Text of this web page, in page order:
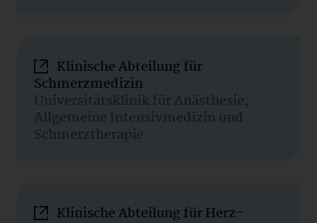
Klinische Abteilung für
Schmerzmedizin
Universitätsklinik für Anästhesie,
Allgemeine Intensivmedizin und
Schmerztherapie
Klinische Abteilung für Herz-